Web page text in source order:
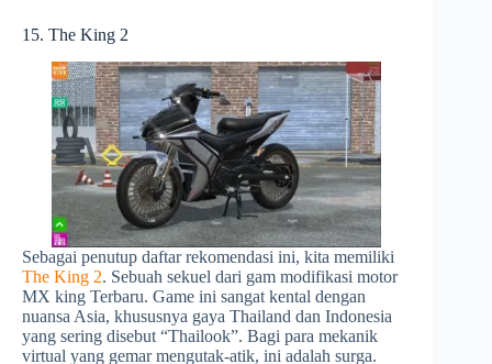
15. The King 2
Sebagai penutup daftar rekomendasi ini, kita memiliki
The King 2. Sebuah sekuel dari gam modifikasi motor
MX king Terbaru. Game ini sangat kental dengan
nuansa Asia, khususnya gaya Thailand dan Indonesia
yang sering disebut “Thailook”. Bagi para mekanik
virtual yang gemar mengutak-atik, ini adalah surga.